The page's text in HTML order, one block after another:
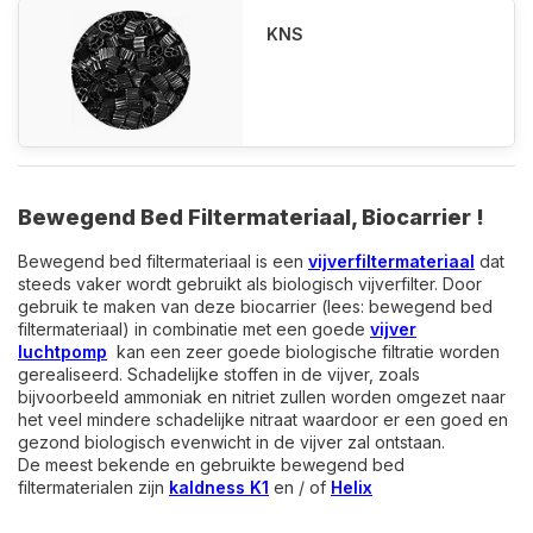
KNS
Bewegend Bed Filtermateriaal, Biocarrier !
Bewegend bed filtermateriaal is een vijverfiltermateriaal dat
steeds vaker wordt gebruikt als biologisch vijverfilter. Door
gebruik te maken van deze biocarrier (lees: bewegend bed
filtermateriaal) in combinatie met een goede vijver
luchtpomp kan een zeer goede biologische filtratie worden
gerealiseerd. Schadelijke stoffen in de vijver, zoals
bijvoorbeeld ammoniak en nitriet zullen worden omgezet naar
het veel mindere schadelijke nitraat waardoor er een goed en
gezond biologisch evenwicht in de vijver zal ontstaan.
De meest bekende en gebruikte bewegend bed
filtermaterialen zijn kaldness K1 en / of Helix